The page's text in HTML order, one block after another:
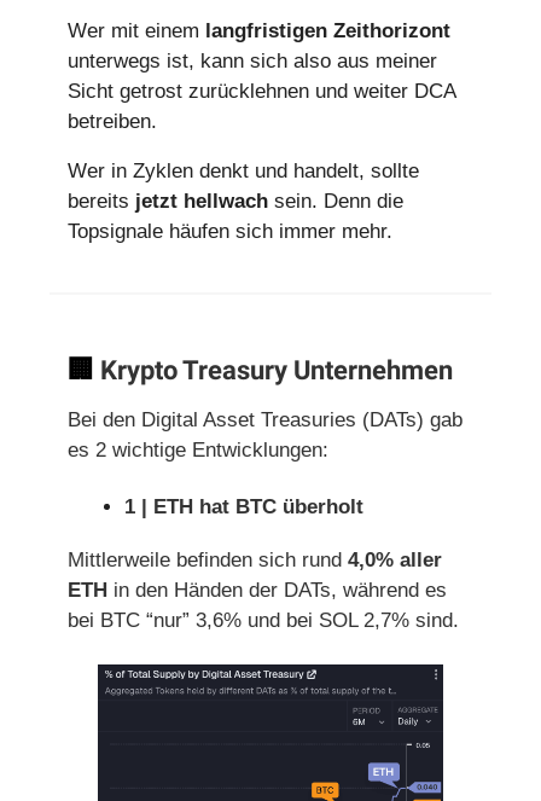
Wer mit einem langfristigen Zeithorizont
unterwegs ist, kann sich also aus meiner
Sicht getrost zurücklehnen und weiter DCA
betreiben.
Wer in Zyklen denkt und handelt, sollte
bereits jetzt hellwach sein. Denn die
Topsignale häufen sich immer mehr.
🏢 Krypto Treasury Unternehmen
Bei den Digital Asset Treasuries (DATs) gab
es 2 wichtige Entwicklungen:
1 | ETH hat BTC überholt
Mittlerweile befinden sich rund 4,0% aller
ETH in den Händen der DATs, während es
bei BTC “nur” 3,6% und bei SOL 2,7% sind.